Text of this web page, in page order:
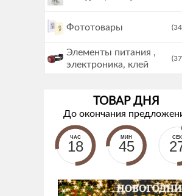
Фототовары
Элементы питания ,
электроника, клей
ТОВАР ДНЯ
До окончания
ЧАС
18
МИН
45
СЕК